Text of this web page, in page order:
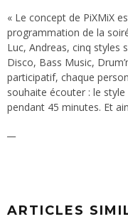
« Le concept de PiXMiX
programmation de la
Luc, Andreas, cinq styles
Disco, Bass Music,
participatif, chaque
souhaite écouter : le
pendant 45 minutes. Et
ARTICLES